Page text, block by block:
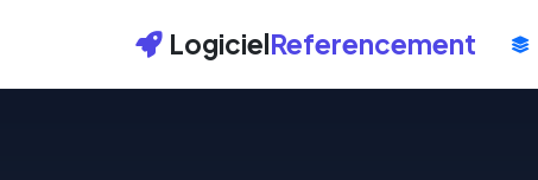
LogicielReferencement